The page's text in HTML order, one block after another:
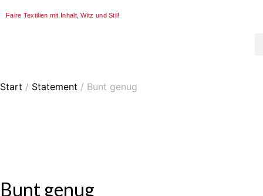
Faire Textilien mit Inhalt, Witz und Stil!
Start / Statement / Bunt genug
Bunt genug